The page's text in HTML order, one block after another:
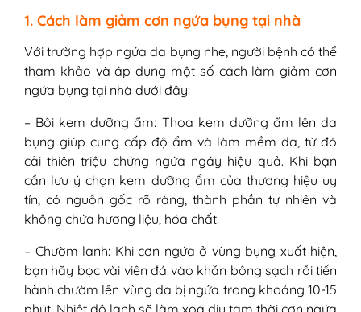
1. Cách làm giảm cơn ngứa bụng tại nhà
Với trường hợp ngứa da bụng nhẹ, người bệnh có thể
tham khảo và áp dụng một số cách làm giảm cơn
ngứa bụng tại nhà dưới đây:
– Bôi kem dưỡng ẩm: Thoa kem dưỡng ẩm lên da
bụng giúp cung cấp độ ẩm và làm mềm da, từ đó
cải thiện triệu chứng ngứa ngáy hiệu quả. Khi bạn
cần lưu ý chọn kem dưỡng ẩm của thương hiệu uy
tín, có nguồn gốc rõ ràng, thành phần tự nhiên và
không chứa hương liệu, hóa chất.
– Chườm lạnh: Khi cơn ngứa ở vùng bụng xuất hiện,
bạn hãy bọc vài viên đá vào khăn bông sạch rồi tiến
hành chườm lên vùng da bị ngứa trong khoảng 10-15
phút. Nhiệt độ lạnh sẽ làm xoa dịu tạm thời cơn ngứa